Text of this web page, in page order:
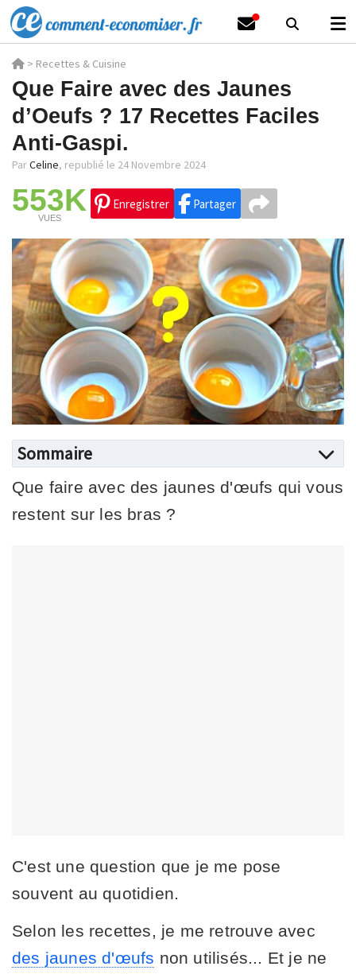
> Recettes & Cuisine
Que Faire avec des Jaunes
d’Oeufs ? 17 Recettes Faciles
Anti-Gaspi.
ParCeline, republié le 24 Novembre 2024
553K
VUES
Enregistrer Partager
Sommaire
Que faire avec des jaunes d'œufs qui vous
restent sur les bras ?
C'est une question que je me pose
souvent au quotidien.
Selon les recettes, je me retrouve avec
des jaunes d'œufs non utilisés... Et je ne